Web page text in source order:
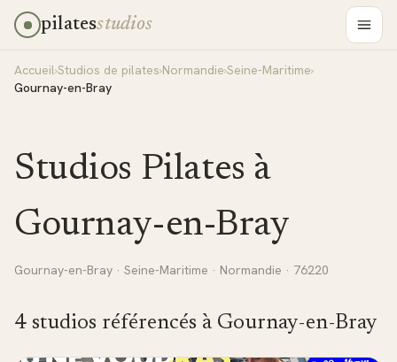
pilatesstudios
Accueil›Studios de pilates›Normandie›Seine-Maritime›
Gournay-en-Bray
Studios Pilates à
Gournay-en-Bray
Gournay-en-Bray · Seine-Maritime · Normandie · 76220
4 studios référencés à Gournay-en-Bray